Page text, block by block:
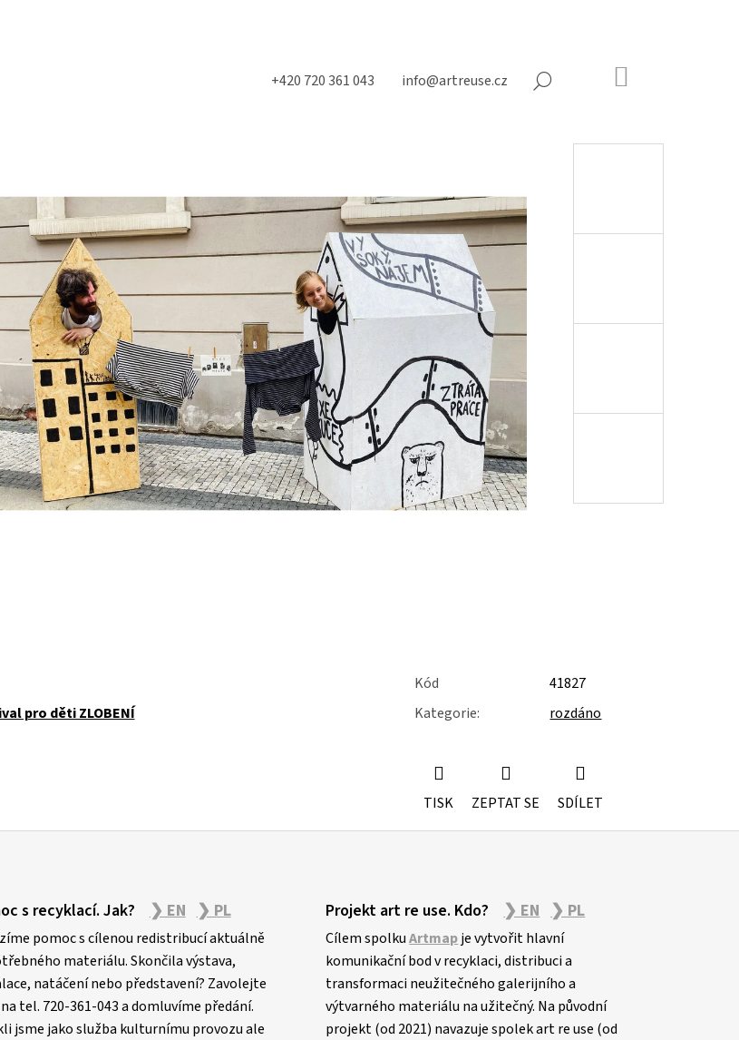
+420 720 361 043
info@artreuse.cz HLEDAT
pro děti ZLOBENÍ
Kód
41827
Kategorie: rozdáno
TISK ZEPTAT SE SDÍLET
Doporučujeme
Následující
KONZOLE 6900KS STUDIOVÝ MOLITAN
s recyklací. Jak? ❯ EN ❯ PL
pomoc s cílenou redistribucí aktuálně
materiálu. Skončila výstava,
natáčení nebo představení? Zavolejte
tel. 720-361-043 a domluvíme předání.
jsme jako služba kulturnímu provozu ale
Projekt art re use. Kdo? ❯ EN ❯ PL
Cílem spolkuArtmapje vytvořit hlavní
komunikační bod v recyklaci, distribuci a
transformaci neužitečného galerijního a
výtvarného materiálu na užitečný. Na původní
projekt (od 2021) navazuje spolek art re use (od